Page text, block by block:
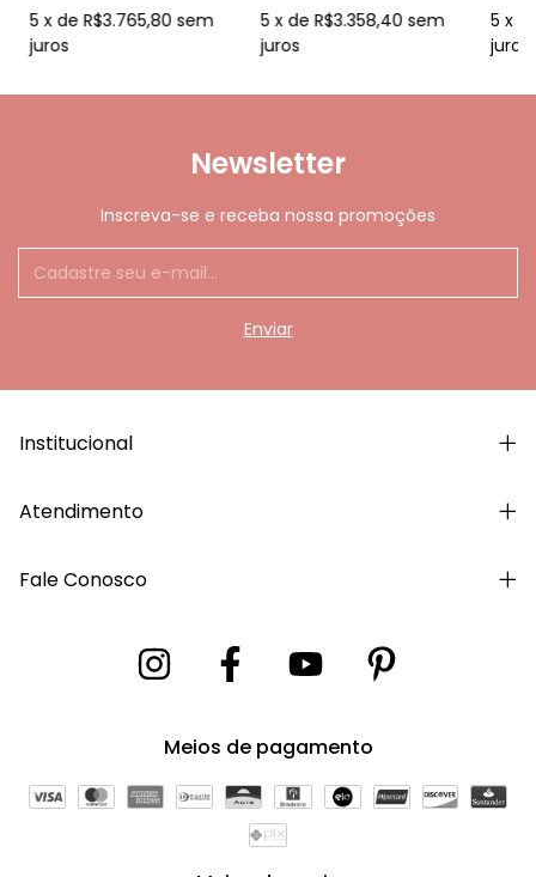
5 x de R$3.765,80 sem
juros
5 x de R$3.358,40 sem
juros
5 x
juros
Newsletter
Inscreva-se e receba nossa promoções
Institucional
Atendimento
Fale Conosco
Meios de pagamento